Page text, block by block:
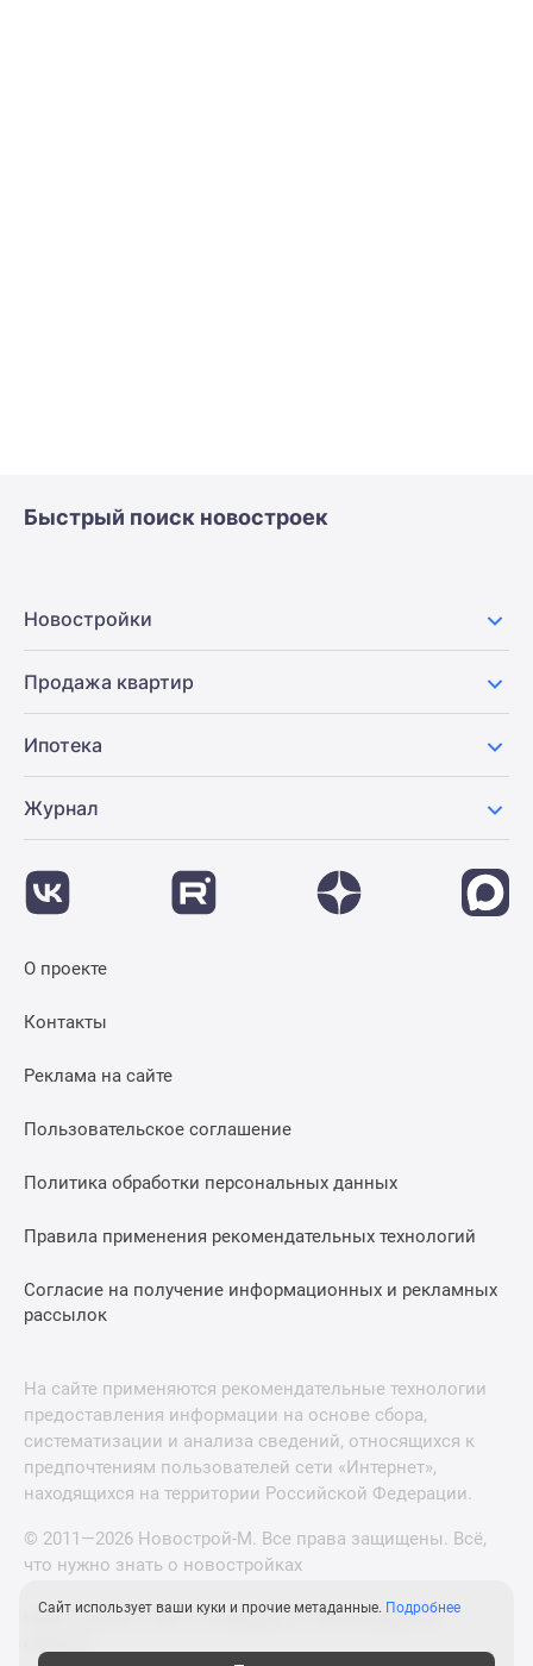
Быстрый поиск новостроек
Новостройки
Продажа квартир
Ипотека
Журнал
О проекте
Контакты
Реклама на сайте
Пользовательское соглашение
Политика обработки персональных данных
Правила применения рекомендательных технологий
Согласие на получение информационных и рекламных
рассылок
На сайте применяются рекомендательные технологии
предоставления информации на основе сбора,
систематизации и анализа сведений, относящихся к
предпочтениям пользователей сети «Интернет»,
находящихся на территории Российской Федерации.
© 2011—2026 Новострой-М. Все права защищены. Всё,
что нужно знать о новостройках
Новостройки Санкт-Петербурга и Ленинградской
Сайт использует ваши куки и прочие метаданные. Подробнее